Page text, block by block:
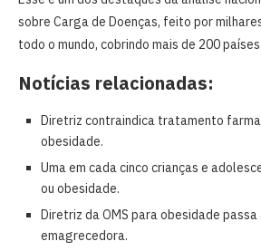
sobre Carga de Doenças, feito por
todo o mundo, cobrindo mais de 200 países.
Notícias relacionadas:
Diretriz contraindica tratamento
obesidade.
Uma em cada cinco crianças e
ou obesidade.
Diretriz da OMS para obesidade
emagrecedora.